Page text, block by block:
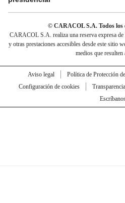
© CARACOL S.A. Todos los
CARACOL S.A. realiza una reserva expresa
y otras prestaciones accesibles desde este sitio
medios que resulten
Aviso legal Política de Protección
Configuración de cookies
Transparencia